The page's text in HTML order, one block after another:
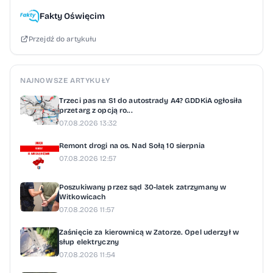
Ostrowiec Świętokrzyski (niedziela, godz. 12)
Pogorzanka Pogorzyce - Puszcza
Niepołomice (niedziela, godz. 12) Stal Łańcut -
Unia II Lublin
Fakty Oświęcim
Przejdź do artykułu
NAJNOWSZE ARTYKUŁY
Trzeci pas na S1 do autostrady A4? GDDKiA ogłosiła
przetarg z opcją ro...
07.08.2026 13:32
Remont drogi na os. Nad Sołą 10 sierpnia
07.08.2026 12:57
Poszukiwany przez sąd 30-latek zatrzymany w
Witkowicach
07.08.2026 11:57
Zaśnięcie za kierownicą w Zatorze. Opel uderzył w
słup elektryczny
07.08.2026 11:54